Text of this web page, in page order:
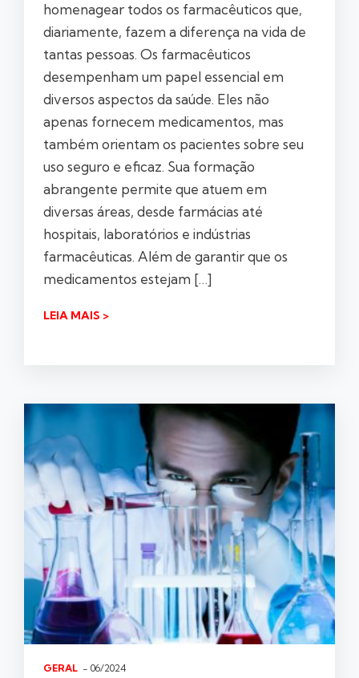
homenagear todos os farmacêuticos que,
diariamente, fazem a diferença na vida de
tantas pessoas. Os farmacêuticos
desempenham um papel essencial em
diversos aspectos da saúde. Eles não
apenas fornecem medicamentos, mas
também orientam os pacientes sobre seu
uso seguro e eficaz. Sua formação
abrangente permite que atuem em
diversas áreas, desde farmácias até
hospitais, laboratórios e indústrias
farmacêuticas. Além de garantir que os
medicamentos estejam […]
LEIA MAIS >
GERAL - 06/2024